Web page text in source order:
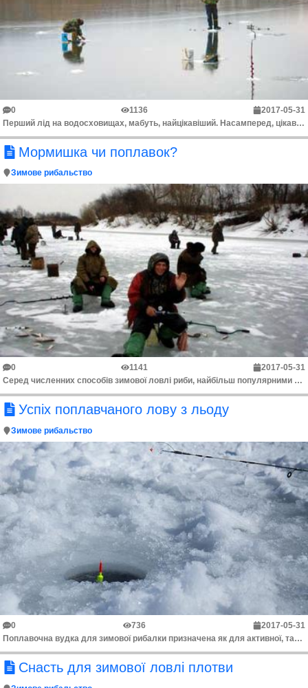
0 1136
2017-05-31
Перший лід на водосховищах, мабуть, найцікавіший. Насамперед, цікава різноманітність умов, різноманітність риби і використовуваних снастей і способів ...
Мормишка чи поплавок?
Зимове рибальство
0 1141
2017-05-31
Серед численних способів зимової ловлі риби, найбільш популярними у рибалок є ловля на мормишку і на зимову поплавкову вудку. Варто відзначити, що ці ...
Успіх поплавчаного лову з льоду
Зимове рибальство
0 736
2017-05-31
Поплавочна вудка для зимової рибалки призначена як для активної, так і для пасивної ловлі. Перевага її в тому, що снасть можна виготовити дуже чутливу...
Снасть для зимової ловлі плотви